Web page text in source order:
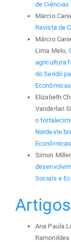
de Ciências
Márcio
Revista de
Márcio
Lima Melo,
agricultura
do Seridó
Elizabeth
Vanderlan
o
Nordeste
Simon
Sociais e
Ana Paula
Ramonildes